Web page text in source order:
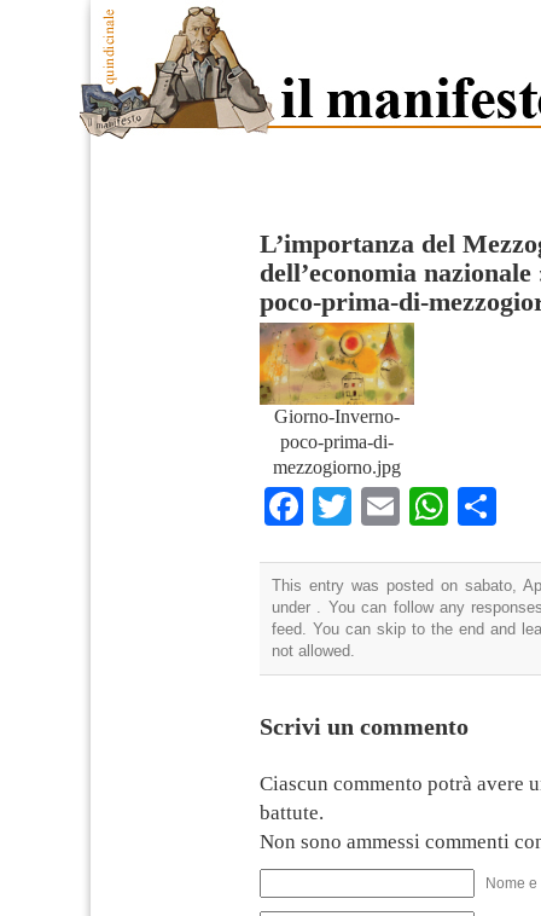
L’importanza del
dell’economia nazionale
poco-prima-di-
Giorno-Inverno-
poco-prima-di-
mezzogiorno.jpg
Facebook
TwitterEmail
This entry was posted on sabato,
under . You can follow any
feed. You can skip to the end and
not allowed.
Scrivi un commento
Ciascun commento potrà avere
battute.
Non sono ammessi commenti
Nome